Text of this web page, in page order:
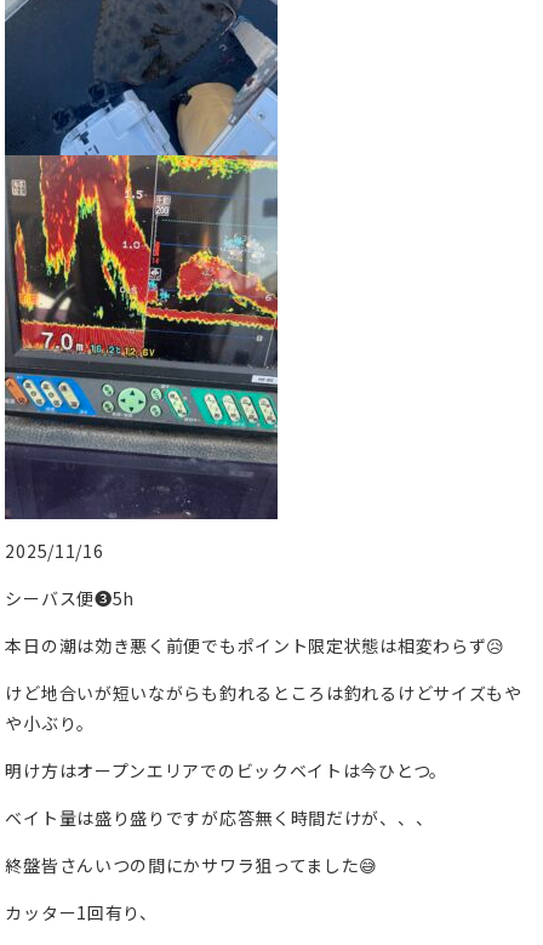
2025/11/16
シーバス便❸5h
本日の潮は効き悪く前便でもポイント限定状態は相変わらず😥
けど地合いが短いながらも釣れるところは釣れるけどサイズもや
や小ぶり。
明け方はオープンエリアでのビックベイトは今ひとつ。
ベイト量は盛り盛りですが応答無く時間だけが、、、
終盤皆さんいつの間にかサワラ狙ってました😅
カッター1回有り、